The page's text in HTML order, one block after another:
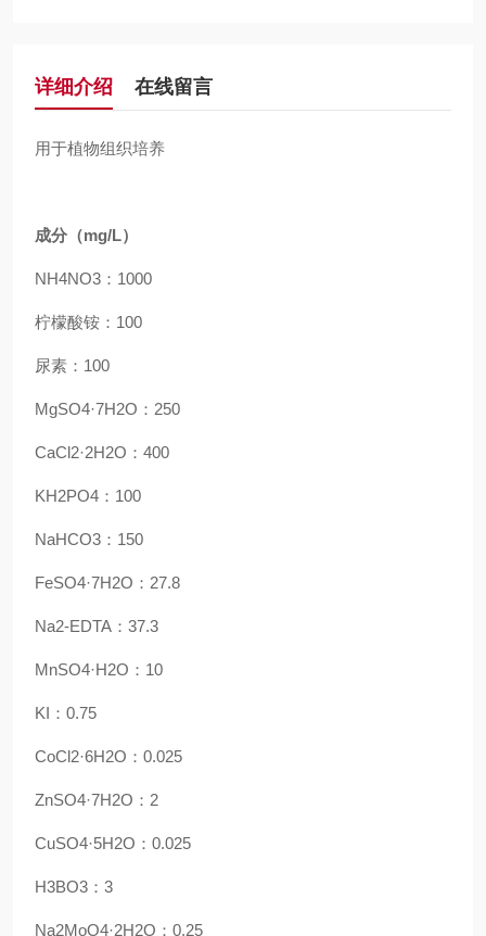
详细介绍 在线留言
用于植物组织培养
成分（mg/L）
NH4NO3： 1000
柠檬酸铵： 100
尿素： 100
MgSO4·7H2O： 250
CaCl2·2H2O： 400
KH2PO4： 100
NaHCO3 ：150
FeSO4·7H2O ：27.8
Na2-EDTA ：37.3
MnSO4·H2O ：10
KI ：0.75
CoCl2·6H2O ：0.025
ZnSO4·7H2O ：2
CuSO4·5H2O ：0.025
H3BO3 ：3
Na2MoO4·2H2O ：0.25